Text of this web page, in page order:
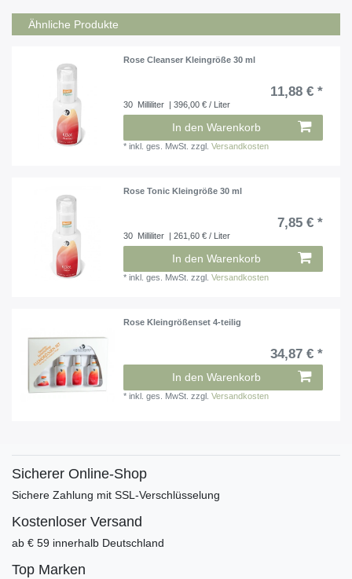
Ähnliche Produkte
Rose Cleanser Kleingröße 30 ml
11,88 € *
30 Milliliter | 396,00 € / Liter
In den Warenkorb
*inkl. ges. MwSt. zzgl.Versandkosten
Rose Tonic Kleingröße 30 ml
7,85 € *
30 Milliliter | 261,60 € / Liter
In den Warenkorb
*inkl. ges. MwSt. zzgl.Versandkosten
Rose Kleingrößenset 4-teilig
34,87 € *
In den Warenkorb
*inkl. ges. MwSt. zzgl.Versandkosten
Sicherer Online-Shop
Sichere Zahlung mit SSL-Verschlüsselung
Kostenloser Versand
ab € 59 innerhalb Deutschland
Top Marken